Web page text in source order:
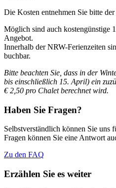
Die Kosten entnehmen Sie bitte der
Möglich sind auch kostengünstige
Angebot.
Innerhalb der NRW-Ferienzeiten
buchbar.
Bitte beachten Sie, dass in der
bis einschließlich 15. April) ein
€ 2,50 pro Chalet berechnet wird.
Haben Sie Fragen?
Selbstverständlich können Sie uns
Fragen können Sie eine Antwort
Zu den FAQ
Erzählen Sie es weiter